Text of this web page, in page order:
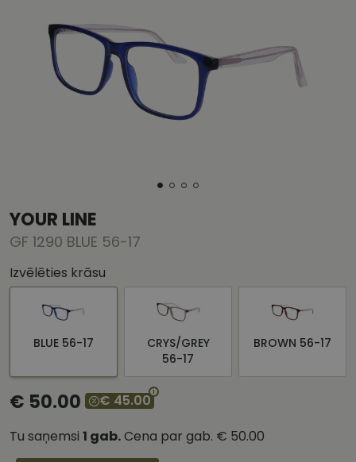
YOUR LINE
GF 1290 BLUE 56-17
Izvēlēties krāsu
BLUE 56-17
CRYS/GREY
56-17
BROWN 56-17
€ 50.00
€ 45.00
Tu saņemsi 1 gab.Cena par gab. € 50.00